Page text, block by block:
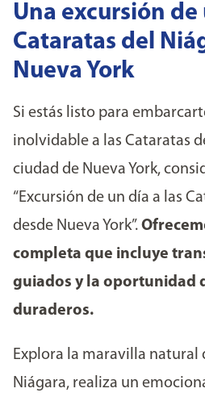
Una excursión de
Cataratas del
Nueva York
Si estás listo para
inolvidable a las Cataratas
ciudad de Nueva York,
“Excursión de un día a las
desde Nueva York”.
completa que incluye
guiados y la oportunidad
duraderos.
Explora la maravilla natural
Niágara, realiza un